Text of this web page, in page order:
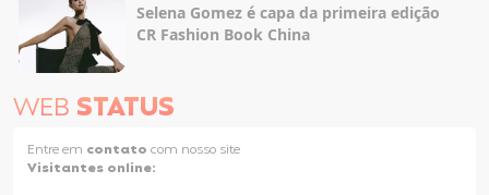
Selena Gomez é capa da primeira edição
CR Fashion Book China
WEB STATUS
Entre em contato com nosso site
Visitantes online: